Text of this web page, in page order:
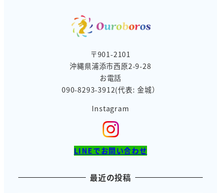
〒901-2101
沖縄県浦添市西原2-9-28
お電話
090-8293-3912(代表: 金城）
Instagram
LINEでお問い合わせ
最近の投稿